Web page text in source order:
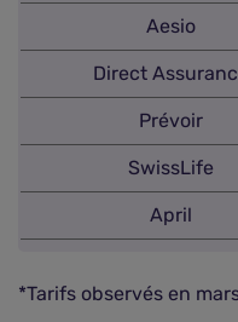
Aesio
Direct
Prévoir
SwissLife
April
*Tarifs observés en